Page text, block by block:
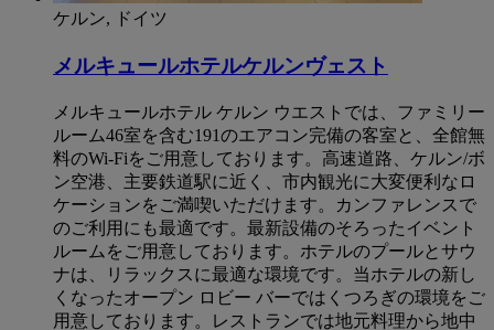
ケルン, ドイツ
メルキュールホテルケルンヴェスト
メルキュールホテル ケルン ウエストでは、ファミリー
ルーム46室を含む191のエアコン完備の客室と、全館無
料のWi-Fiをご用意しております。高速道路、ケルン/ボ
ン空港、主要鉄道駅に近く、市内観光に大変便利なロ
ケーションをご満喫いただけます。カンファレンスで
のご利用にも最適です。最新設備のそろったイベント
ルームをご用意しております。ホテルのプールとサウ
ナは、リラックスに最適な環境です。当ホテルの新し
くなったオープン ロビー バーではくつろぎの環境をご
用意しております。レストランでは地元料理から地中